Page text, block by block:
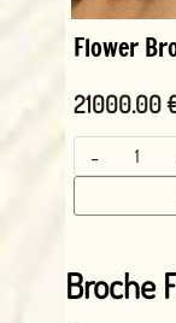
Flower
21000.00
-
Broche